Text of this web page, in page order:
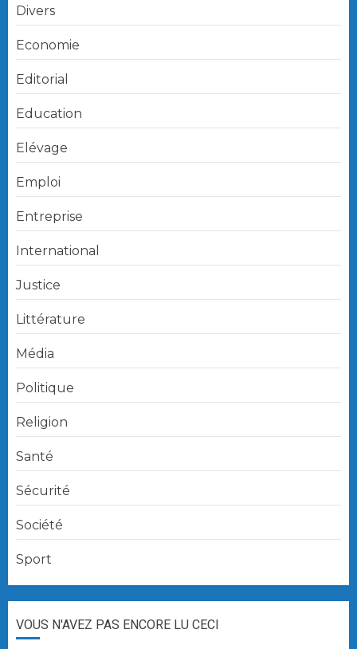
Divers
Economie
Editorial
Education
Elévage
Emploi
Entreprise
International
Justice
Littérature
Média
Politique
Religion
Santé
Sécurité
Société
Sport
VOUS N'AVEZ PAS ENCORE LU CECI